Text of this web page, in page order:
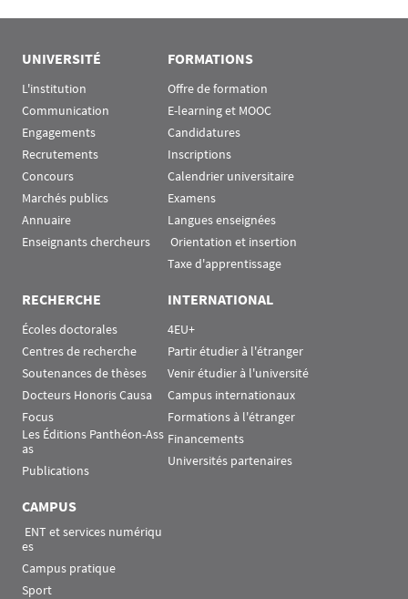
UNIVERSITÉ
L'institution
Communication
Engagements
Recrutements
Concours
Marchés publics
Annuaire
Enseignants chercheurs
FORMATIONS
Offre de formation
E-learning et MOOC
Candidatures
Inscriptions
Calendrier universitaire
Examens
Langues enseignées
Orientation et insertion
Taxe d'apprentissage
RECHERCHE
Écoles doctorales
Centres de recherche
Soutenances de thèses
Docteurs Honoris Causa
Focus
Les Éditions Panthéon-Ass
as
Publications
INTERNATIONAL
4EU+
Partir étudier à l'étranger
Venir étudier à l'université
Campus internationaux
Formations à l'étranger
Financements
Universités partenaires
CAMPUS
es
Campus pratique
Sport